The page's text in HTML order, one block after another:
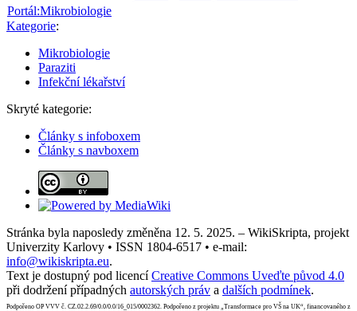
Portál:Mikrobiologie
Kategorie:
Mikrobiologie
Paraziti
Infekční lékařství
Skryté kategorie:
Články s infoboxem
Články s navboxem
Stránka byla naposledy změněna 12. 5. 2025. – WikiSkripta, projekt
Univerzity Karlovy • ISSN 1804-6517 • e-mail:
info@wikiskripta.eu.
Text je dostupný pod licencíCreative Commons Uveďte původ 4.0
při dodržení případných autorských práv a dalších podmínek.
Podpořeno OP VVV č. CZ.02.2.69/0.0/0.0/16_015/0002362. Podpořeno z projektu „Transformace pro VŠ na UK“, financovaného z